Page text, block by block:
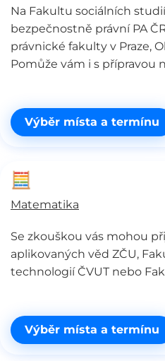
Na Fakultu sociálních
bezpečnostně právní PA
právnické fakulty v Praze,
Pomůže vám i s přípravou
Výběr místa a termínu
🧮
Matematika
Se zkouškou vás mohou
aplikovaných věd ZČU,
technologií ČVUT nebo
Výběr místa a termínu